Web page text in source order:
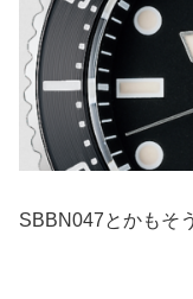
SBBN047とかもそ